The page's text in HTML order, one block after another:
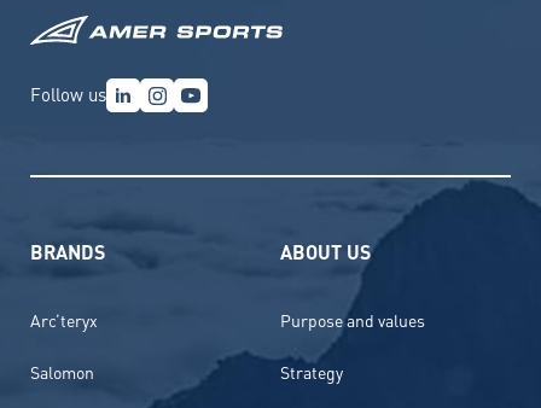
Follow us
BRANDS
Arc’teryx
Salomon
ABOUT US
Purpose and values
Strategy